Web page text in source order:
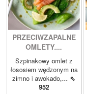
PRZECIWZAPALNE
OMLETY....
Szpinakowy omlet z
łososiem wędzonym na
zimno i awokado,... ⇖
952